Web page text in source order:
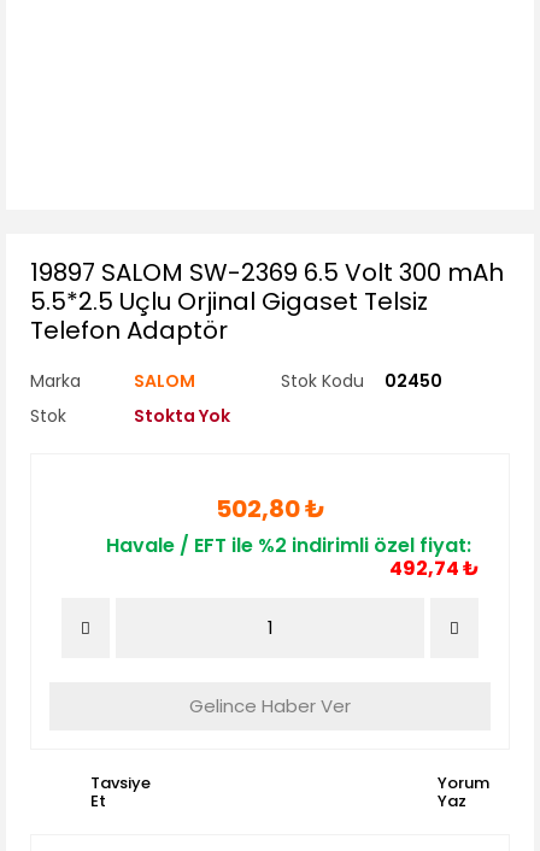
19897 SALOM SW-2369 6.5 Volt 300 mAh
5.5*2.5 Uçlu Orjinal Gigaset Telsiz
Telefon Adaptör
Marka SALOM Stok Kodu
02450
Stok
Stokta Yok
502,80 ₺
Havale / EFT ile %2 indirimli özel fiyat:
492,74 ₺
Gelince Haber Ver
Tavsiye
Et
Yorum
Yaz